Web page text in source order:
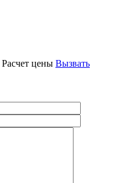
Расчет цены Вызвать